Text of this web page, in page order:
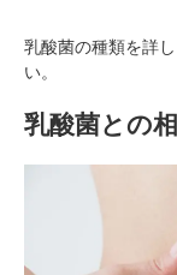
乳酸菌の種類を詳
い。
乳酸菌との